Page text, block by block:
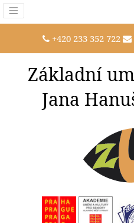
+420 233 352 722
Základní
Jana